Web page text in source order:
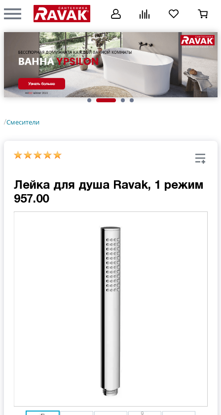
/Смесители
Лейка для душа Ravak, 1 режим
957.00